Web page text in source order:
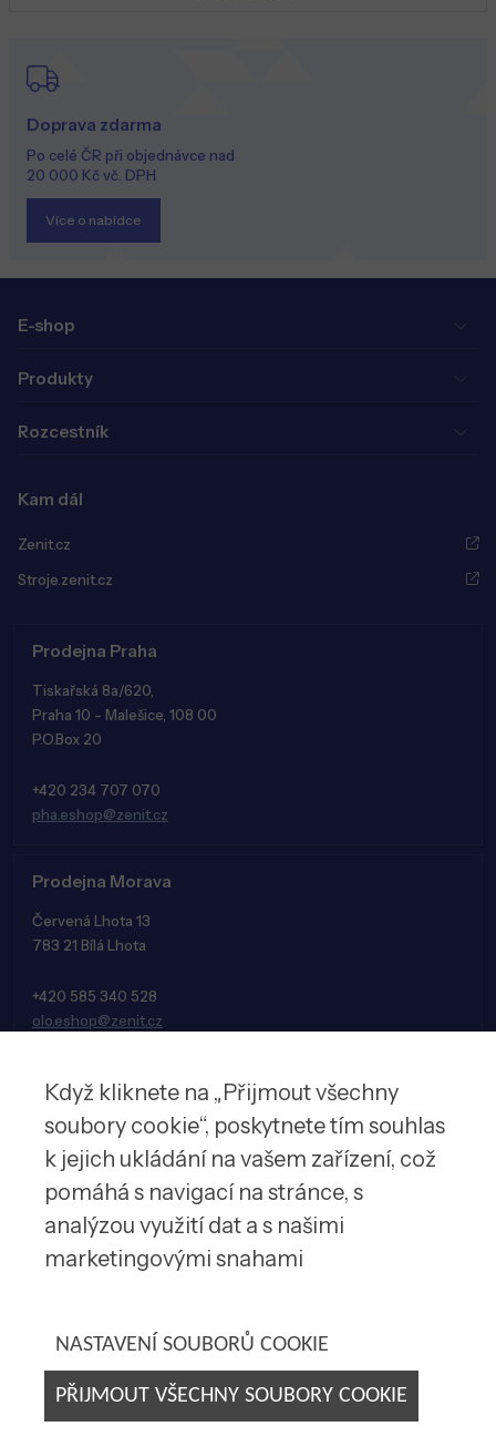
Doprava zdarma
Po celé ČR při objednávce nad
20 000 Kč vč. DPH
Více o nabídce
Když kliknete na „Přijmout všechny
soubory cookie“, poskytnete tím souhlas
k jejich ukládání na vašem zařízení, což
pomáhá s navigací na stránce, s
analýzou využití dat a s našimi
marketingovými snahami
NASTAVENÍ SOUBORŮ COOKIE
PŘIJMOUT VŠECHNY SOUBORY COOKIE
E-shop
Produkty
Rozcestník
Kam dál
Zenit.cz
Stroje.zenit.cz
Prodejna Praha
Tiskařská 8a/620,
Praha 10 - Malešice, 108 00
P.O.Box 20
+420 234 707 070
pha.eshop@zenit.cz
Prodejna Morava
Červená Lhota 13
783 21 Bílá Lhota
+420 585 340 528
olo.eshop@zenit.cz
Tvorba webových stránek byE-SOLUTIONS